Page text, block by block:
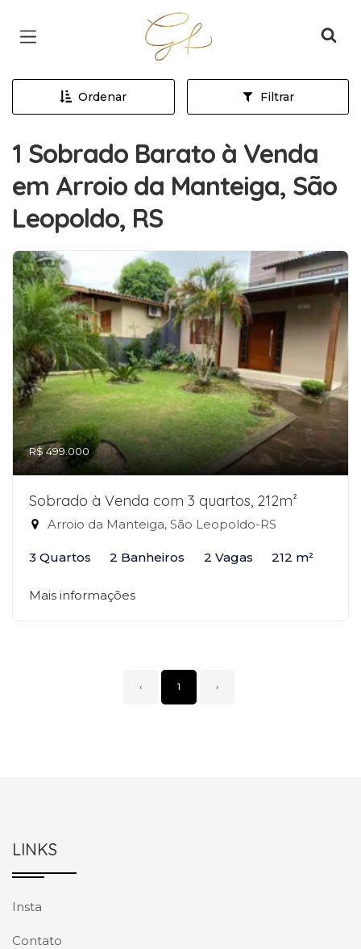
Página inicial
Ordenar Filtrar
1 Sobrado Barato à Venda
em Arroio da Manteiga, São
Leopoldo, RS
R$ 499.000
Sobrado à Venda com 3 quartos, 212m²
Arroio da Manteiga, São Leopoldo-RS
3 Quartos 2 Banheiros 2 Vagas 212 m²
Mais informações
‹ 1 ›
LINKS
Insta
Contato